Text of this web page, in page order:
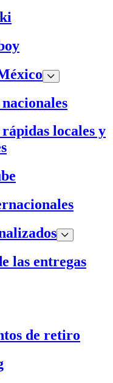
locales y
las entregas
de retiro